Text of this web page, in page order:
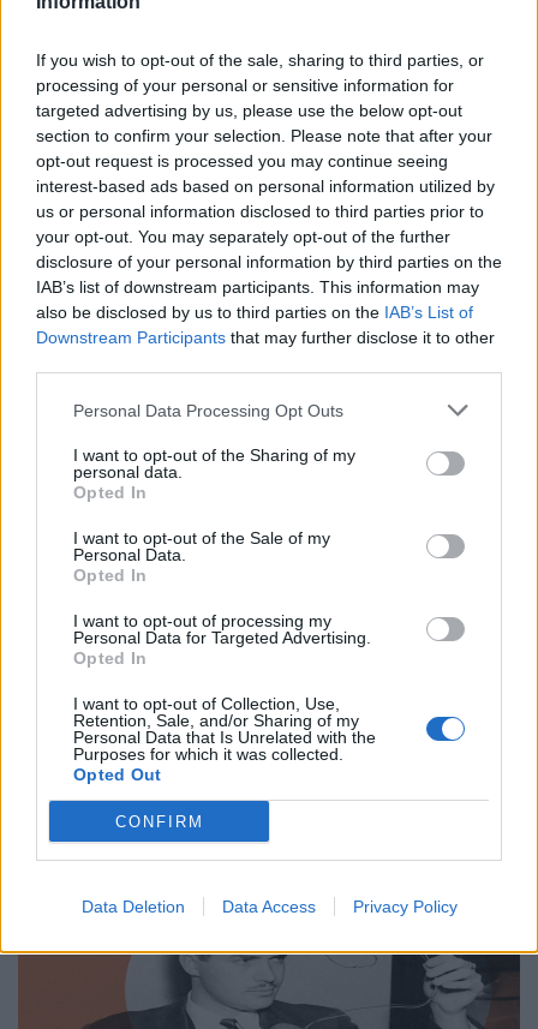
If you wish to opt-out of the sale, sharing to third parties, or
processing of your personal or sensitive information for
targeted advertising by us, please use the below opt-out
section to confirm your selection. Please note that after your
opt-out request is processed you may continue seeing
interest-based ads based on personal information utilized by
us or personal information disclosed to third parties prior to
your opt-out. You may separately opt-out of the further
disclosure of your personal information by third parties on the
IAB’s list of downstream participants. This information may
also be disclosed by us to third parties on the IAB’s List of
Downstream Participants that may further disclose it to other
Personal Data Processing Opt Outs
I want to opt-out of the Sharing of my
personal data.
Opted In
I want to opt-out of the Sale of my
Personal Data.
Opted In
I want to opt-out of processing my
Personal Data for Targeted Advertising.
Opted In
I want to opt-out of Collection, Use,
Retention, Sale, and/or Sharing of my
Personal Data that Is Unrelated with the
Purposes for which it was collected.
Opted Out
CONFIRM
Data Deletion Data Access Privacy Policy
Επιστήμη
Το πείραμα της τρέλας: Η διπλή όψη του
LSD στην ψυχιατρική
15.05.26
Η ιστορική διαδρομή του LSD στη θεραπευτική κι όσα μας
αφορούν σήμερα.
Επιστήμη
Από τον Άρη μέχρι το μέλλον: Τι ψάχνουμε
πραγματικά στο διάστημα
31.03.26
Η κουβέντα για το Διάστημα είναι πάντα ανοιχτή κι ας
μονοπωλεί σήμερα ο πόλεμος. Ας δούμε μία ενδιαφέρουσα
προσέγγιση.